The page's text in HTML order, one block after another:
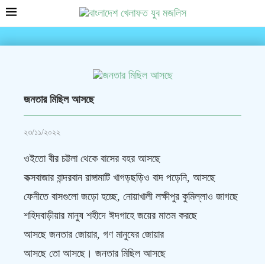
জনতার মিছিল আসছে
২৩/১১/২০২২
ওইতো বীর চট্টলা থেকে বাসের বহর আসছে
কক্সবাজার বান্দরবান রাঙ্গামাটি খাগড়ছড়িও বাদ পড়েনি, আসছে
ফেনীতে বাসগুলো জড়ো হচ্ছে, নোয়াখালী লক্ষীপুর কুমিল্লাও জাগছে
শহিদবাড়ীয়ার মানুষ শহীদে ঈদগাহে জয়ের মাতম করছে
আসছে জনতার জোয়ার, গণ মানুষের জোয়ার
আসছে তো আসছে। জনতার মিছিল আসছে